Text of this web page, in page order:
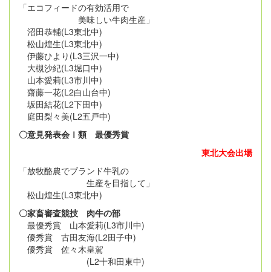
「エコフィードの有効活用で
美味しい牛肉生産」
沼田恭輔(L3東北中)
松山煌生(L3東北中)
伊藤ひより(L3三沢一中)
大槻沙紀(L3堀口中)
山本愛莉(L3市川中)
齋藤一花(L2白山台中)
坂田結花(L2下田中)
庭田梨々美(L2五戸中)
〇意見発表会Ⅰ類 最優秀賞
東北大会出場
「放牧酪農でブランド牛乳の
生産を目指して」
松山煌生(L3東北中)
〇家畜審査競技 肉牛の部
最優秀賞 山本愛莉(L3市川中)
優秀賞 古田友海(L2田子中)
優秀賞 佐々木皇駕
(L2十和田東中)